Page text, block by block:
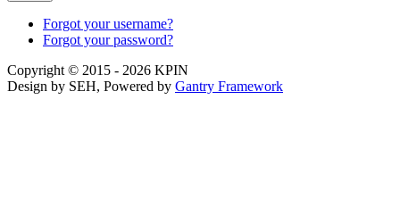
Forgot your username?
Forgot your password?
Copyright © 2015 - 2026 KPIN
Design by SEH, Powered by Gantry Framework